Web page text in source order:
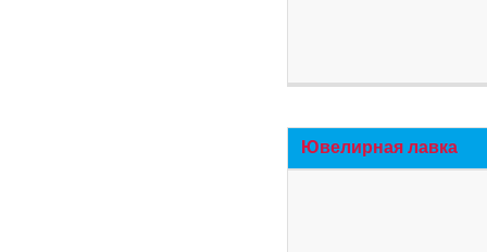
Ювелирная лавка